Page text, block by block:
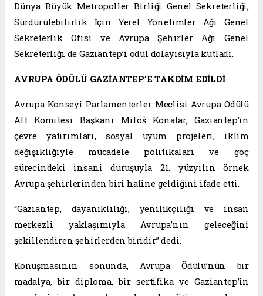
Dünya Büyük Metropoller Birliği Genel Sekreterliği,
Sürdürülebilirlik İçin Yerel Yönetimler Ağı Genel
Sekreterlik Ofisi ve Avrupa Şehirler Ağı Genel
Sekreterliği de Gaziantep’i ödül dolayısıyla kutladı.
AVRUPA ÖDÜLÜ GAZİANTEP’E TAKDİM EDİLDİ
Avrupa Konseyi Parlamenterler Meclisi Avrupa Ödülü
Alt Komitesi Başkanı Miloš Konatar, Gaziantep’in
çevre yatırımları, sosyal uyum projeleri, iklim
değişikliğiyle mücadele politikaları ve göç
sürecindeki insani duruşuyla 21. yüzyılın örnek
Avrupa şehirlerinden biri haline geldiğini ifade etti.
“Gaziantep, dayanıklılığı, yenilikçiliği ve insan
merkezli yaklaşımıyla Avrupa’nın geleceğini
şekillendiren şehirlerden biridir” dedi.
Konuşmasının sonunda, Avrupa Ödülü’nün bir
madalya, bir diploma, bir sertifika ve Gaziantep’in